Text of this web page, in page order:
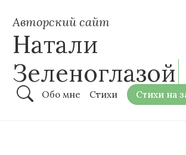
Авторский сайт
Натали
Зеленоглазой
Обо мне Стихи Стихи на